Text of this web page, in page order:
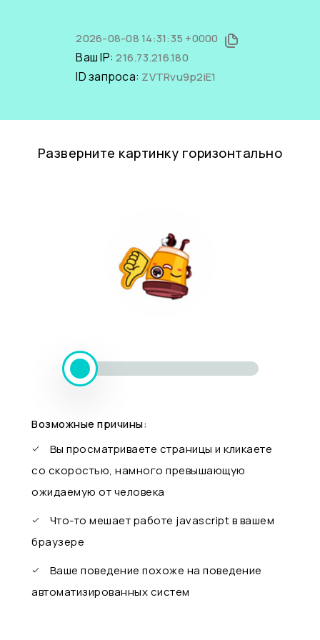
2026-08-08 14:31:35 +0000
Ваш IP:216.73.216.180
ID запроса: ZVTRvu9p2iE1
Разверните картинку горизонтально
Возможные причины:
Вы просматриваете страницы и кликаете
со скоростью, намного превышающую
ожидаемую от человека
Что-то мешает работе javascript в вашем
браузере
Ваше поведение похоже на поведение
автоматизированных систем